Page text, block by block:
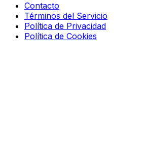
Contacto
Términos del Servicio
Política de Privacidad
Política de Cookies